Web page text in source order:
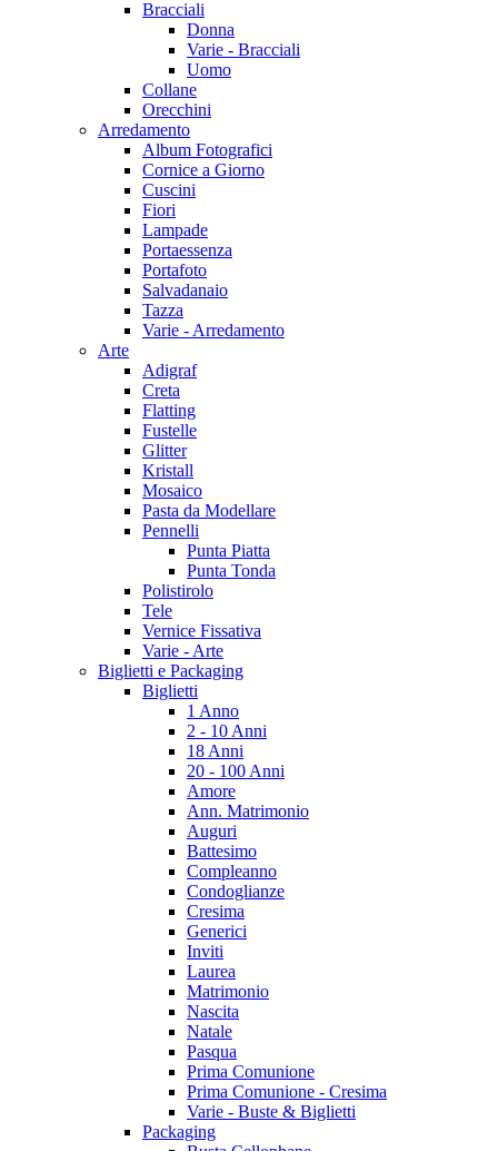
Bracciali
Donna
Varie - Bracciali
Uomo
Collane
Orecchini
Arredamento
Album Fotografici
Cornice a Giorno
Cuscini
Fiori
Lampade
Portaessenza
Portafoto
Salvadanaio
Tazza
Varie - Arredamento
Arte
Adigraf
Creta
Flatting
Fustelle
Glitter
Kristall
Mosaico
Pasta da Modellare
Pennelli
Punta Piatta
Punta Tonda
Polistirolo
Tele
Vernice Fissativa
Varie - Arte
Biglietti e Packaging
Biglietti
1 Anno
2 - 10 Anni
18 Anni
20 - 100 Anni
Amore
Ann. Matrimonio
Auguri
Battesimo
Compleanno
Condoglianze
Cresima
Generici
Inviti
Laurea
Matrimonio
Nascita
Natale
Pasqua
Prima Comunione
Prima Comunione - Cresima
Varie - Buste & Biglietti
Packaging